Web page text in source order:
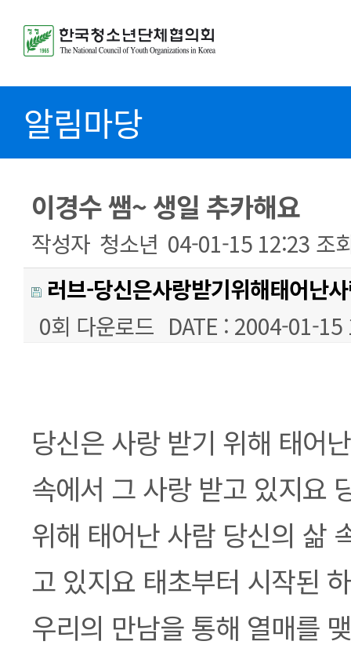
알림마당
이경수 쌤~ 생일 추카해요
작성자 청소년 04-01-15 12:23 조
러브-당신은사랑받기위해태어난
0회 다운로드 DATE : 2004-01-
본문
당신은 사랑 받기 위해 태어
속에서 그 사랑 받고 있지요
위해 태어난 사람 당신의 삶
고 있지요 태초부터 시작된
우리의 만남을 통해 열매를